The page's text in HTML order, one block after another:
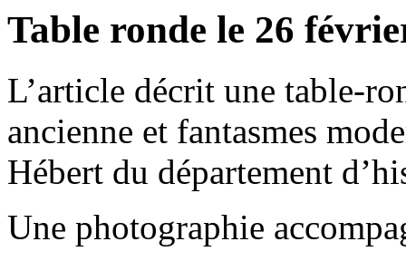
Table ronde le 26
L’article décrit une table-
ancienne et fantasmes
Hébert du département
Une photographie